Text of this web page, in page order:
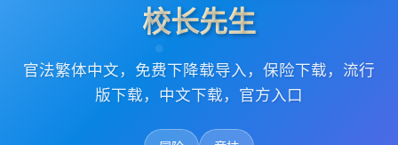
校长先生
官法繁体中文，免费下降载导入，保险下载，流行
版下载，中文下载，官方入口